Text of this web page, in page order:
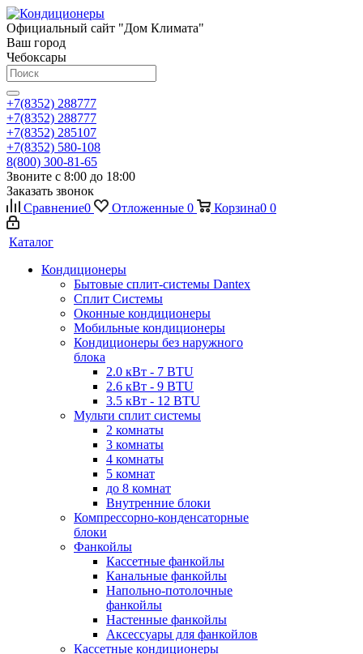
Официальный сайт "Дом Климата"
Ваш город
Чебоксары
+7(8352) 288777
+7(8352) 288777
+7(8352) 285107
+7(8352) 580-108
8(800) 300-81-65
Звоните с 8:00 до 18:00
Заказать звонок
Сравнение0 Отложенные 0 Корзина0 0
Каталог
Кондиционеры
Бытовые сплит-системы Dantex
Сплит Системы
Оконные кондиционеры
Мобильные кондиционеры
Кондиционеры без наружного
блока
2.0 кВт - 7 BTU
2.6 кВт - 9 BTU
3.5 кВт - 12 BTU
Мульти сплит системы
2 комнаты
3 комнаты
4 комнаты
5 комнат
до 8 комнат
Внутренние блоки
Компрессорно-конденсаторные
блоки
Фанкойлы
Кассетные фанкойлы
Канальные фанкойлы
Напольно-потолочные
фанкойлы
Настенные фанкойлы
Аксессуары для фанкойлов
Кассетные кондиционеры